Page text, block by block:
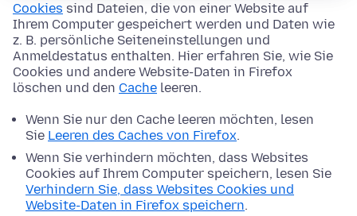
Cookies sind Dateien, die von einer Website auf
Ihrem Computer gespeichert werden und Daten wie
z. B. persönliche Seiteneinstellungen und
Anmeldestatus enthalten. Hier erfahren Sie, wie Sie
Cookies und andere Website-Daten in Firefox
löschen und den Cache leeren.
Wenn Sie nur den Cache leeren möchten, lesen
Sie Leeren des Caches von Firefox.
Wenn Sie verhindern möchten, dass Websites
Cookies auf Ihrem Computer speichern, lesen Sie
Verhindern Sie, dass Websites Cookies und
Website-Daten in Firefox speichern.